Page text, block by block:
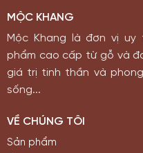
MỘC KHANG
Mộc Khang là đơn vị
phẩm cao cấp từ gỗ và
giá trị tinh thần và
sống...
VỀ CHÚNG TÔI
Sản phẩm